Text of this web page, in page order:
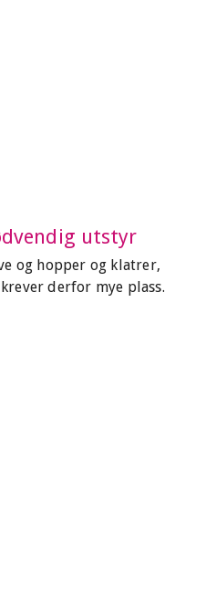
utstyr
og hopper og klatrer,
derfor mye plass.